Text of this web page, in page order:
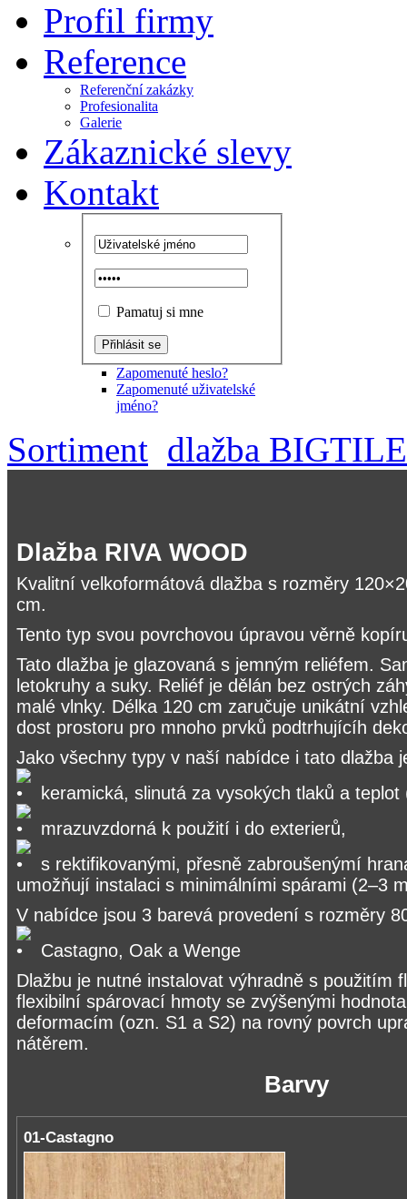
Profil firmy
Reference
Referenční zakázky
Profesionalita
Galerie
Zákaznické slevy
Kontakt
Pamatuj si mne
Zapomenuté heslo?
Zapomenuté uživatelské
jméno?
Sortiment dlažba BIGTILE